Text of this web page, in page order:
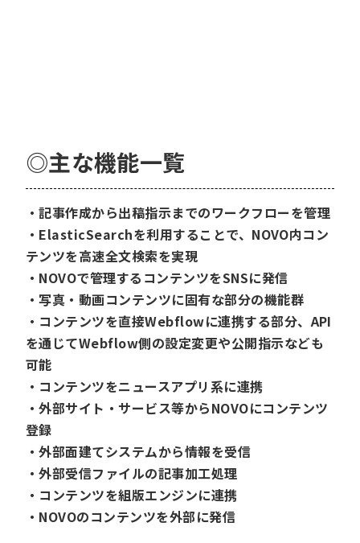
◎主な機能一覧
・記事作成から出稿指示までのワークフローを管理
・ElasticSearchを利用することで、NOVO内コン
テンツを高速全文検索を実現
・NOVOで管理するコンテンツをSNSに発信
・写真・動画コンテンツに固有な部分の機能群
・コンテンツを直接Webflowに連携する部分、API
を通じてWebflow側の設定変更や公開指示なども
可能
・コンテンツをニュースアプリ系に連携
・外部サイト・サービス等からNOVOにコンテンツ
登録
・外部面建てシステムから情報を受信
・外部受信ファイルの記事加工処理
・コンテンツを組版エンジンに連携
・NOVOのコンテンツを外部に発信